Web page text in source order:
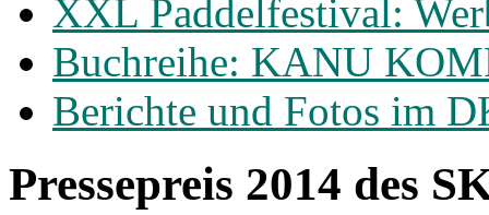
XXL Paddelfestival:
Buchreihe: KANU
Berichte und Fotos im
Pressepreis 2014 des